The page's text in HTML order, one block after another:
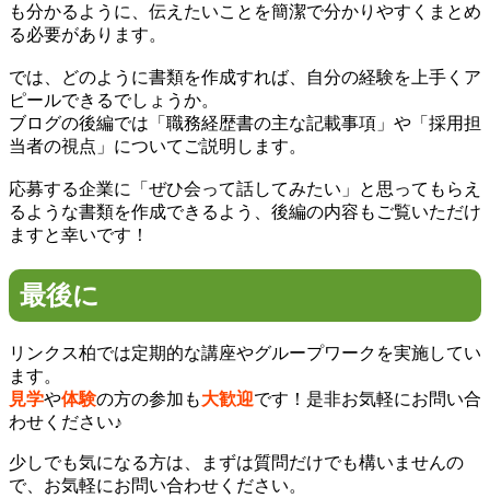
も分かるように、伝えたいことを簡潔で分かりやすくまとめ
る必要があります。
では、どのように書類を作成すれば、自分の経験を上手くア
ピールできるでしょうか。
ブログの後編では「職務経歴書の主な記載事項」や「採用担
当者の視点」についてご説明します。
応募する企業に「ぜひ会って話してみたい」と思ってもらえ
るような書類を作成できるよう、後編の内容もご覧いただけ
ますと幸いです！
最後に
リンクス柏では定期的な講座やグループワークを実施してい
ます。
見学や体験の方の参加も大歓迎です！是非お気軽にお問い合
わせください♪
少しでも気になる方は、まずは質問だけでも構いませんの
で、お気軽にお問い合わせください。